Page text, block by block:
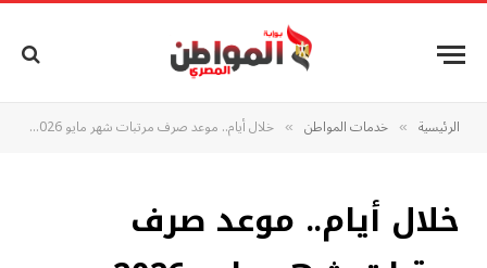
الرئيسية » خدمات المواطن » خلال أيام.. موعد صرف مرتبات شهر مايو 2026 للموظفين بعد التبكير
خلال أيام.. موعد صرف